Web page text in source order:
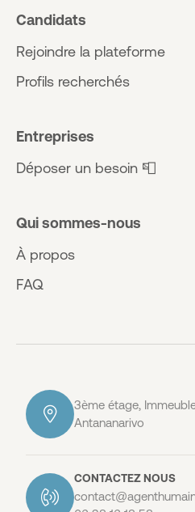
Candidats
Rejoindre la plateforme
Profils recherchés
Entreprises
Déposer un besoin 📮
Qui sommes-nous
À propos
FAQ
3ème étage,
Antananarivo
CONTACTEZ NOUS